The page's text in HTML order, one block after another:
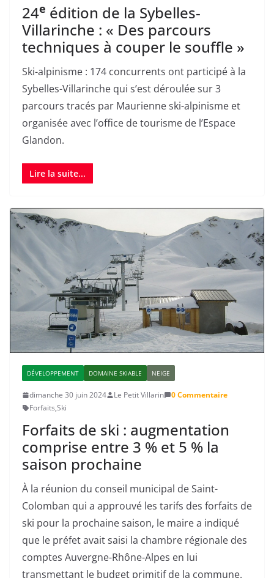
24e édition de la Sybelles-
Villarinche : « Des parcours
techniques à couper le souffle »
Ski-alpinisme : 174 concurrents ont participé à la
Sybelles-Villarinche qui s’est déroulée sur 3
parcours tracés par Maurienne ski-alpinisme et
organisée avec l’office de tourisme de l’Espace
Glandon.
Lire la suite...
DÉVELOPPEMENT DOMAINE SKIABLE NEIGE
dimanche 30 juin 2024 Le Petit Villarin
0 Commentaire
Forfaits,Ski
Forfaits de ski : augmentation
comprise entre 3 % et 5 % la
saison prochaine
À la réunion du conseil municipal de Saint-
Colomban qui a approuvé les tarifs des forfaits de
ski pour la prochaine saison, le maire a indiqué
que le préfet avait saisi la chambre régionale des
comptes Auvergne-Rhône-Alpes en lui
transmettant le budget primitif de la commune.